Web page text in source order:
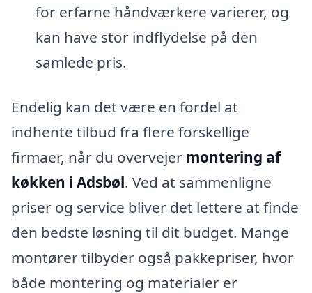
for erfarne håndværkere varierer, og
kan have stor indflydelse på den
samlede pris.
Endelig kan det være en fordel at
indhente tilbud fra flere forskellige
firmaer, når du overvejer montering af
køkken i Adsbøl. Ved at sammenligne
priser og service bliver det lettere at finde
den bedste løsning til dit budget. Mange
montører tilbyder også pakkepriser, hvor
både montering og materialer er